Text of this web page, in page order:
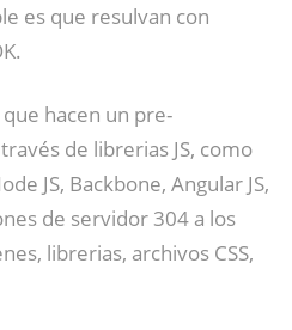
es que resulvan con
hacen un pre-
de librerias JS, como
JS, Backbone, Angular JS,
de servidor 304 a los
librerias, archivos CSS,